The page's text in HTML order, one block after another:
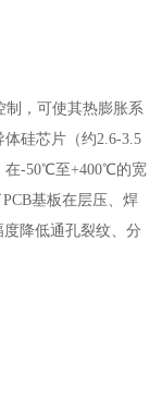
，可使其热膨胀系
体硅芯片（约2.6-3.5
在-50℃至+400℃的宽
基板在层压、焊
度降低通孔裂纹、分